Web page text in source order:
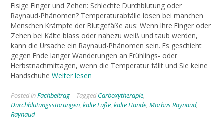
Eisige Finger und Zehen: Schlechte Durchblutung oder
Raynaud-Phänomen? Temperaturabfälle lösen bei manchen
Menschen Krämpfe der Blutgefäße aus: Wenn Ihre Finger oder
Zehen bei Kälte blass oder nahezu weiß und taub werden,
kann die Ursache ein Raynaud-Phänomen sein. Es geschieht
gegen Ende langer Wanderungen an Frühlings- oder
Herbstnachmittagen, wenn die Temperatur fällt und Sie keine
Handschuhe Weiter lesen
Posted inFachbeitrag TaggedCarboxytherapie,
Durchblutungsstörungen, kalte Füße, kalte Hände, Morbus Raynaud,
Raynaud